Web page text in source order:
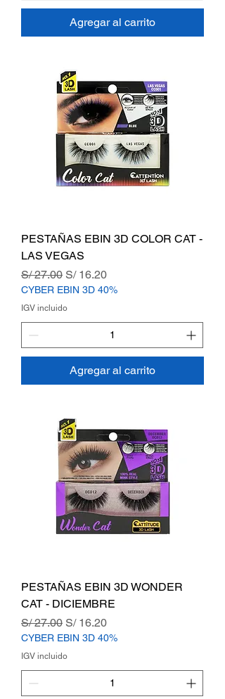
Agregar al carrito
PESTAÑAS EBIN 3D COLOR CAT -
LAS VEGAS
Precio
S/ 27.00 Precio de oferta
S/ 16.20
CYBER EBIN 3D 40%
IGV incluido
Agregar al carrito
PESTAÑAS EBIN 3D WONDER
CAT - DICIEMBRE
Precio
S/ 27.00 Precio de oferta
S/ 16.20
CYBER EBIN 3D 40%
IGV incluido